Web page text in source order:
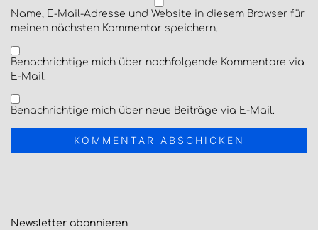
Name, E-Mail-Adresse und Website in diesem Browser für
meinen nächsten Kommentar speichern.
Benachrichtige mich über nachfolgende Kommentare via
E-Mail.
Benachrichtige mich über neue Beiträge via E-Mail.
Newsletter abonnieren